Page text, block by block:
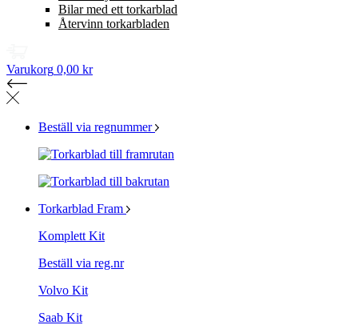
Bilar med ett torkarblad
Återvinn torkarbladen
Varukorg 0,00 kr
Beställ via regnummer
Torkarblad Fram
Komplett Kit
Beställ via reg.nr
Volvo Kit
Saab Kit